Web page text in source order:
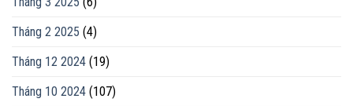
Tháng 2 2025 (4)
Tháng 12 2024 (19)
Tháng 10 2024 (107)